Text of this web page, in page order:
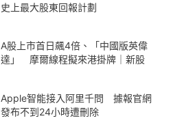
史上最大股東回報計劃
A股上市首日飆4倍、「中國版英偉
達」 摩爾線程擬來港掛牌｜新股
Apple智能接入阿里千問 據報官網
發布不到24小時遭刪除